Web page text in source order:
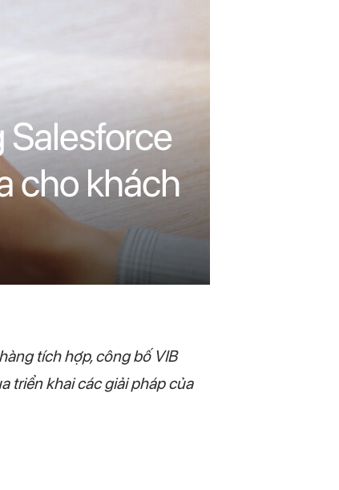
Salesforce
cho khách
tích hợp, công bố VIB
triển khai các giải pháp của